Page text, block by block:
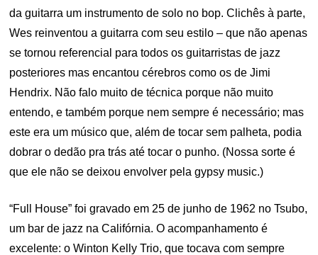
da guitarra um instrumento de solo no bop. Clichês à parte,
Wes reinventou a guitarra com seu estilo – que não apenas
se tornou referencial para todos os guitarristas de jazz
posteriores mas encantou cérebros como os de Jimi
Hendrix. Não falo muito de técnica porque não muito
entendo, e também porque nem sempre é necessário; mas
este era um músico que, além de tocar sem palheta, podia
dobrar o dedão pra trás até tocar o punho. (Nossa sorte é
que ele não se deixou envolver pela gypsy music.)
“Full House” foi gravado em 25 de junho de 1962 no Tsubo,
um bar de jazz na Califórnia. O acompanhamento é
excelente: o Winton Kelly Trio, que tocava com sempre